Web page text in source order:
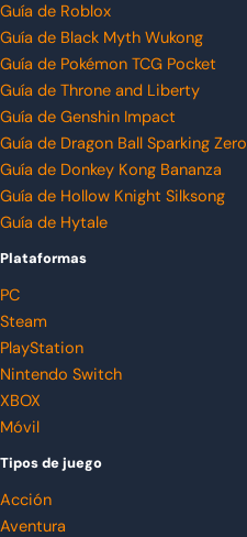
Guía de Roblox
Guía de Black Myth Wukong
Guía de Pokémon TCG Pocket
Guía de Throne and Liberty
Guía de Genshin Impact
Guía de Dragon Ball Sparking Zero
Guía de Donkey Kong Bananza
Guía de Hollow Knight Silksong
Guía de Hytale
Plataformas
PC
Steam
PlayStation
Nintendo Switch
XBOX
Móvil
Tipos de juego
Acción
Aventura